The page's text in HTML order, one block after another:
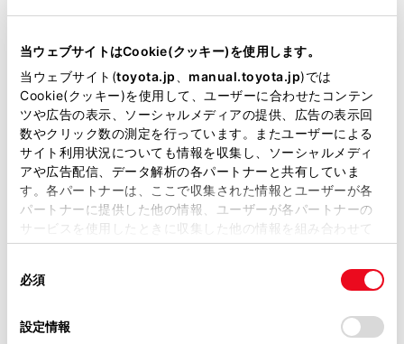
当ウェブサイトはCookie(クッキー)を使用します。
当ウェブサイト(toyota.jp manual.toyota.jp)では
Cookie(クッキー)を使用して、ユーザーに合わせたコンテン
ツや広告の表示、ソーシャルメディアの提供、広告の表示回
数やクリック数の測定を行っています。またユーザーによる
サイト利用状況についても情報を収集し、ソーシャルメディ
アや広告配信、データ解析の各パートナーと共有していま
す。各パートナーは、ここで収集された情報とユーザーが各
パートナーに提供した他の情報、ユーザーが各パートナーの
サービスを使用したときに収集した他の情報を組み合わせて
使用することがあります。当ウェブサイトの使用を続行する
デバイスにすべてのCookie(クッキー)が保存されることに同
必須
設定情報
リモコンスターター
ETC
※ セットアップ費用は別途申し受けます
サポカー